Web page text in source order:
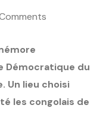
Démocratique du
Un lieu choisi
les congolais de